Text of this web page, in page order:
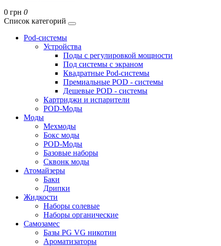
0 грн 0
Список категорий
Pod-системы
Устройства
Поды с регулировкой мощности
Под системы с экраном
Квадратные Pod-системы
Премиальные POD - системы
Дешевые POD - системы
Картриджи и испарители
POD-Моды
Моды
Мехмоды
Бокс моды
POD-Моды
Базовые наборы
Сквонк моды
Атомайзеры
Баки
Дрипки
Жидкости
Наборы солевые
Наборы органические
Самозамес
Базы PG VG никотин
Ароматизаторы